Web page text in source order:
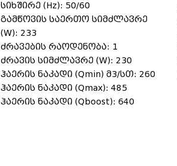
სიხშირე (Hz): 50/60
გამწოვის საერთო სიმძლავრე
(W): 233
ძრავების რაოდენობა: 1
ძრავის სიმძლავრე (W): 230
ჰაერის ნაკადი (Qmin) მ3/სთ: 260
ჰაერის ნაკადი (Qmax): 485
ჰაერის ნაკადი (Qboost): 640